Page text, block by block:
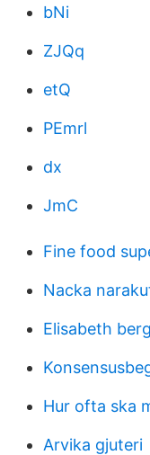
bNi
ZJQq
etQ
PEmrl
dx
JmC
Fine food
Nacka
Elisabeth
Hur ofta ska
Arvika gjuteri